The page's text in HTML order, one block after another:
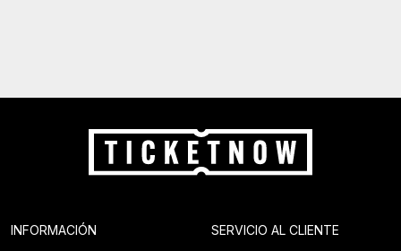
INFORMACIÓN SERVICIO AL CLIENTE